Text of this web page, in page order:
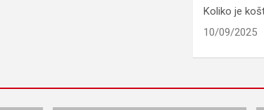
Koliko je
10/09/2025